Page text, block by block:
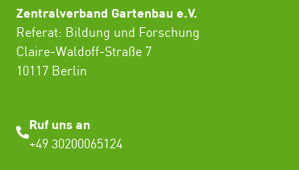
Zentralverband Gartenbau e.V.
Referat: Bildung und Forschung
Claire-Waldoff-Straße 7
10117 Berlin
Ruf uns an
+49 30200065124